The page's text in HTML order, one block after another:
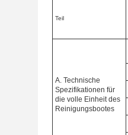
Teil
A. Technische
Spezifikationen für
die volle Einheit des
Reinigungsbootes